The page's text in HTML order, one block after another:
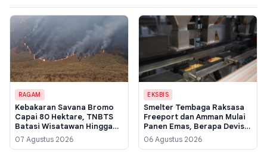
RAGAM
Kebakaran Savana Bromo
Capai 80 Hektare, TNBTS
Batasi Wisatawan Hingga
Lautan Pasir
07 Agustus 2026
EKSBIS
Smelter Tembaga Raksasa
Freeport dan Amman Mulai
Panen Emas, Berapa Devisa
yang Mengalir ke Negara?
06 Agustus 2026